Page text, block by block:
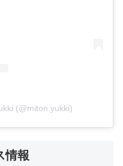
(@miton.yukki)
情報